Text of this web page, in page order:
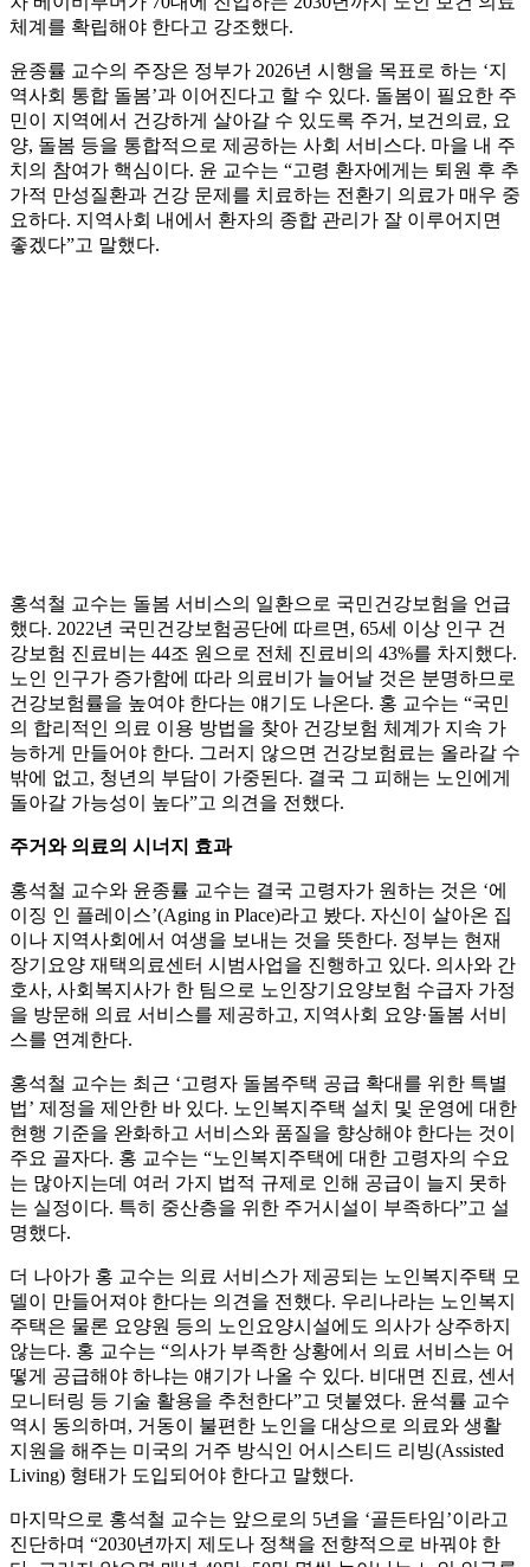
체계를 확립해야 한다고 강조했다.
윤종률 교수의 주장은 정부가 2026년 시행을 목표로 하는 ‘지
역사회 통합 돌봄’과 이어진다고 할 수 있다. 돌봄이 필요한 주
민이 지역에서 건강하게 살아갈 수 있도록 주거, 보건의료, 요
양, 돌봄 등을 통합적으로 제공하는 사회 서비스다. 마을 내 주
치의 참여가 핵심이다. 윤 교수는 “고령 환자에게는 퇴원 후 추
가적 만성질환과 건강 문제를 치료하는 전환기 의료가 매우 중
요하다. 지역사회 내에서 환자의 종합 관리가 잘 이루어지면
좋겠다”고 말했다.
홍석철 교수는 돌봄 서비스의 일환으로 국민건강보험을 언급
했다. 2022년 국민건강보험공단에 따르면, 65세 이상 인구 건
강보험 진료비는 44조 원으로 전체 진료비의 43%를 차지했다.
노인 인구가 증가함에 따라 의료비가 늘어날 것은 분명하므로
건강보험률을 높여야 한다는 얘기도 나온다. 홍 교수는 “국민
의 합리적인 의료 이용 방법을 찾아 건강보험 체계가 지속 가
능하게 만들어야 한다. 그러지 않으면 건강보험료는 올라갈 수
밖에 없고, 청년의 부담이 가중된다. 결국 그 피해는 노인에게
돌아갈 가능성이 높다”고 의견을 전했다.
주거와 의료의 시너지 효과
홍석철 교수와 윤종률 교수는 결국 고령자가 원하는 것은 ‘에
이징 인 플레이스’(Aging in Place)라고 봤다. 자신이 살아온 집
이나 지역사회에서 여생을 보내는 것을 뜻한다. 정부는 현재
장기요양 재택의료센터 시범사업을 진행하고 있다. 의사와 간
호사, 사회복지사가 한 팀으로 노인장기요양보험 수급자 가정
을 방문해 의료 서비스를 제공하고, 지역사회 요양·돌봄 서비
스를 연계한다.
홍석철 교수는 최근 ‘고령자 돌봄주택 공급 확대를 위한 특별
법’ 제정을 제안한 바 있다. 노인복지주택 설치 및 운영에 대한
현행 기준을 완화하고 서비스와 품질을 향상해야 한다는 것이
주요 골자다. 홍 교수는 “노인복지주택에 대한 고령자의 수요
는 많아지는데 여러 가지 법적 규제로 인해 공급이 늘지 못하
는 실정이다. 특히 중산층을 위한 주거시설이 부족하다”고 설
명했다.
더 나아가 홍 교수는 의료 서비스가 제공되는 노인복지주택 모
델이 만들어져야 한다는 의견을 전했다. 우리나라는 노인복지
주택은 물론 요양원 등의 노인요양시설에도 의사가 상주하지
않는다. 홍 교수는 “의사가 부족한 상황에서 의료 서비스는 어
떻게 공급해야 하냐는 얘기가 나올 수 있다. 비대면 진료, 센서
모니터링 등 기술 활용을 추천한다”고 덧붙였다. 윤석률 교수
역시 동의하며, 거동이 불편한 노인을 대상으로 의료와 생활
지원을 해주는 미국의 거주 방식인 어시스티드 리빙(Assisted
Living) 형태가 도입되어야 한다고 말했다.
마지막으로 홍석철 교수는 앞으로의 5년을 ‘골든타임’이라고
진단하며 “2030년까지 제도나 정책을 전향적으로 바꿔야 한